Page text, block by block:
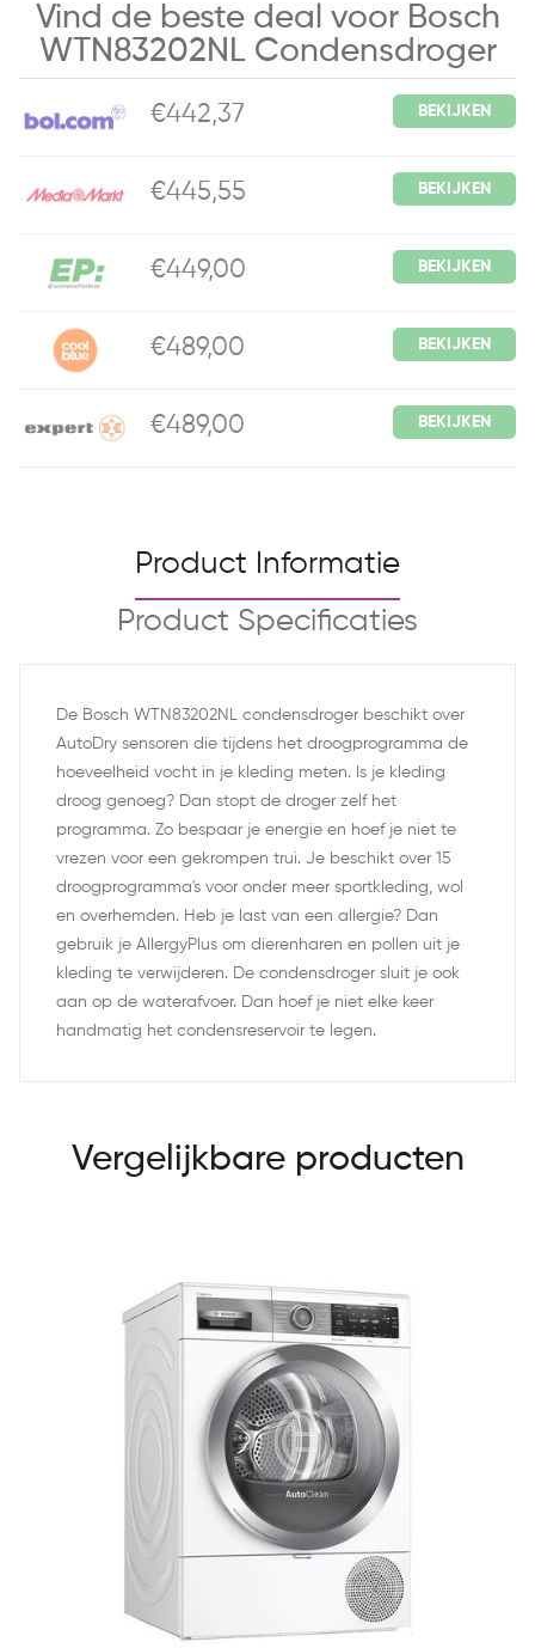
Vind de beste deal voor Bosch
WTN83202NL Condensdroger
€442,37 BEKIJKEN
€445,55 BEKIJKEN
€449,00 BEKIJKEN
€489,00 BEKIJKEN
€489,00 BEKIJKEN
Product Informatie
Product Specificaties
De Bosch WTN83202NL condensdroger beschikt over
AutoDry sensoren die tijdens het droogprogramma de
hoeveelheid vocht in je kleding meten. Is je kleding
droog genoeg? Dan stopt de droger zelf het
programma. Zo bespaar je energie en hoef je niet te
vrezen voor een gekrompen trui. Je beschikt over 15
droogprogramma's voor onder meer sportkleding, wol
en overhemden. Heb je last van een allergie? Dan
gebruik je AllergyPlus om dierenharen en pollen uit je
kleding te verwijderen. De condensdroger sluit je ook
aan op de waterafvoer. Dan hoef je niet elke keer
handmatig het condensreservoir te legen.
Vergelijkbare producten